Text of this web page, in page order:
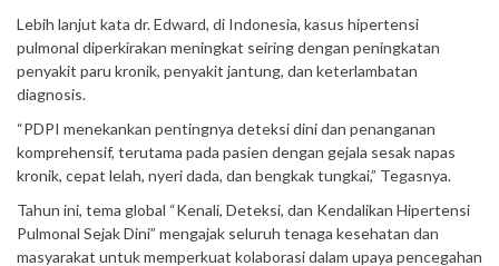
Lebih lanjut kata dr. Edward, di Indonesia, kasus hipertensi
pulmonal diperkirakan meningkat seiring dengan peningkatan
penyakit paru kronik, penyakit jantung, dan keterlambatan
diagnosis.
“PDPI menekankan pentingnya deteksi dini dan penanganan
komprehensif, terutama pada pasien dengan gejala sesak napas
kronik, cepat lelah, nyeri dada, dan bengkak tungkai,” Tegasnya.
Tahun ini, tema global “Kenali, Deteksi, dan Kendalikan Hipertensi
Pulmonal Sejak Dini” mengajak seluruh tenaga kesehatan dan
masyarakat untuk memperkuat kolaborasi dalam upaya pencegahan